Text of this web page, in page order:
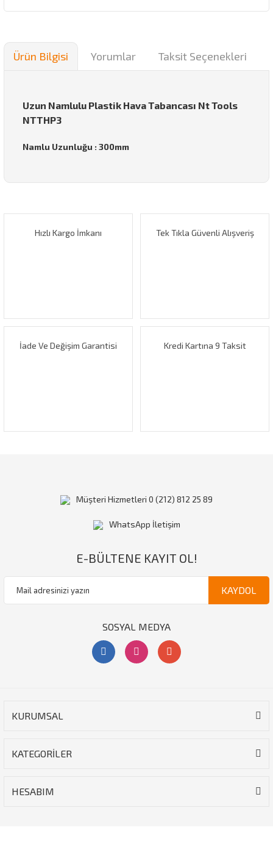
Ürün Bilgisi Yorumlar Taksit Seçenekleri
Uzun Namlulu Plastik Hava Tabancası Nt Tools
NTTHP3
Namlu Uzunluğu : 300mm
Görüş ve önerileriniz için teşekkür ederiz.
Hızlı Kargo İmkanı Tek Tıkla Güvenli Alışveriş
İade Ve Değişim Garantisi Kredi Kartına 9 Taksit
KURUMSAL
KATEGORİLER
HESABIM
Müşteri Hizmetleri 0 (212) 812 25 89
WhatsApp İletişim
E-BÜLTENE KAYIT OL!
KAYDOL
SOSYAL MEDYA